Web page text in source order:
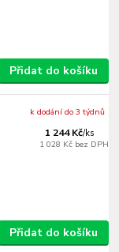
Přidat do košíku
1 244 Kč/ks
1 028 Kč bez DPH
k dodání do 3 týdnů
Přidat do košíku